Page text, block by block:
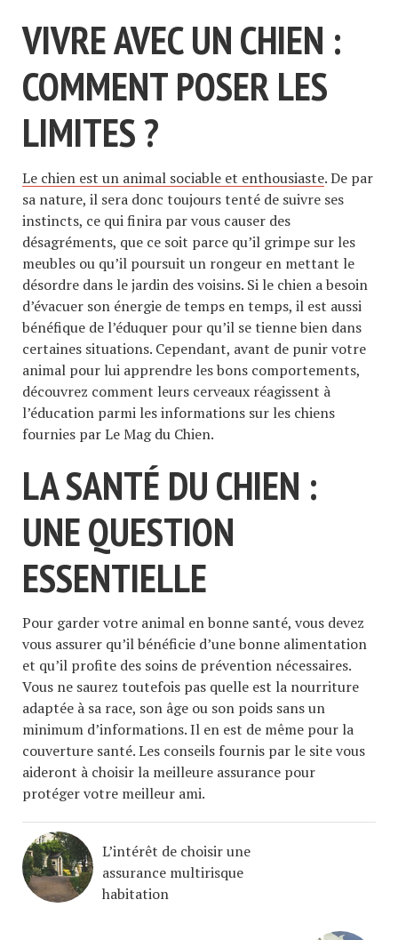
VIVRE AVEC UN CHIEN :
COMMENT POSER LES
LIMITES ?
Le chien est un animal sociable et enthousiaste. De par
sa nature, il sera donc toujours tenté de suivre ses
instincts, ce qui finira par vous causer des
désagréments, que ce soit parce qu’il grimpe sur les
meubles ou qu’il poursuit un rongeur en mettant le
désordre dans le jardin des voisins. Si le chien a besoin
d’évacuer son énergie de temps en temps, il est aussi
bénéfique de l’éduquer pour qu’il se tienne bien dans
certaines situations. Cependant, avant de punir votre
animal pour lui apprendre les bons comportements,
découvrez comment leurs cerveaux réagissent à
l’éducation parmi les informations sur les chiens
fournies par Le Mag du Chien.
LA SANTÉ DU CHIEN :
UNE QUESTION
ESSENTIELLE
Pour garder votre animal en bonne santé, vous devez
vous assurer qu’il bénéficie d’une bonne alimentation
et qu’il profite des soins de prévention nécessaires.
Vous ne saurez toutefois pas quelle est la nourriture
adaptée à sa race, son âge ou son poids sans un
minimum d’informations. Il en est de même pour la
couverture santé. Les conseils fournis par le site vous
aideront à choisir la meilleure assurance pour
protéger votre meilleur ami.
L’intérêt de choisir une
assurance multirisque
habitation